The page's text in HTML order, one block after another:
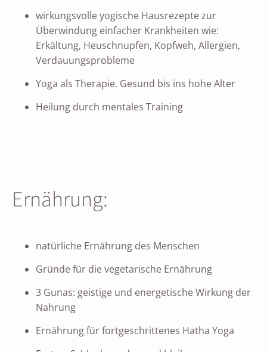
wirkungsvolle yogische Hausrezepte zur
Überwindung einfacher Krankheiten wie:
Erkältung, Heuschnupfen, Kopfweh, Allergien,
Verdauungsprobleme
Yoga als Therapie. Gesund bis ins hohe Alter
Heilung durch mentales Training
Ernährung:
natürliche Ernährung des Menschen
Gründe für die vegetarische Ernährung
3 Gunas: geistige und energetische Wirkung der
Nahrung
Ernährung für fortgeschrittenes Hatha Yoga